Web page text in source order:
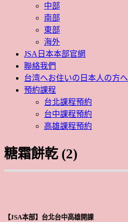
中部
南部
東部
海外
JSA日本本部官網
聯絡我們
台湾へお住いの日本人の方へ
預約課程
台北課程預約
台中課程預約
高雄課程預約
糖霜餅乾 (2)
【JSA本部】台北台中高雄開課